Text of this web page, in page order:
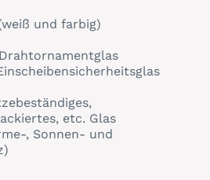
und farbig)
etc. Glas
, Sonnen- und